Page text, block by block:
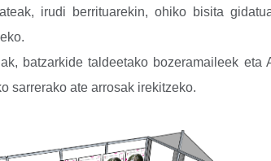
irudi berrituarekin, ohiko bisita
batzarkide taldeetako bozeramaileek
sarrerako ate arrosak irekitzeko.